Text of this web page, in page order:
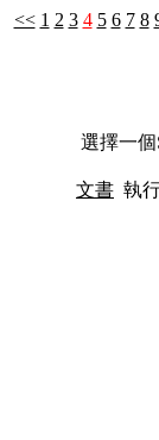
<< 1 2 3 4 5 6 7 8
選擇一個
文書 執